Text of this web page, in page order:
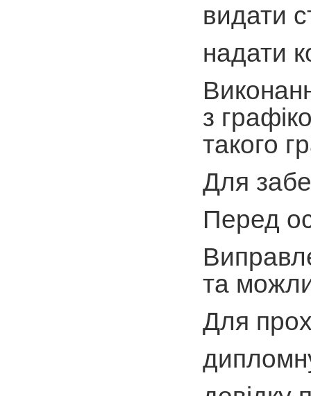
видати
надати
з
такого
Для
Перед
та
Для